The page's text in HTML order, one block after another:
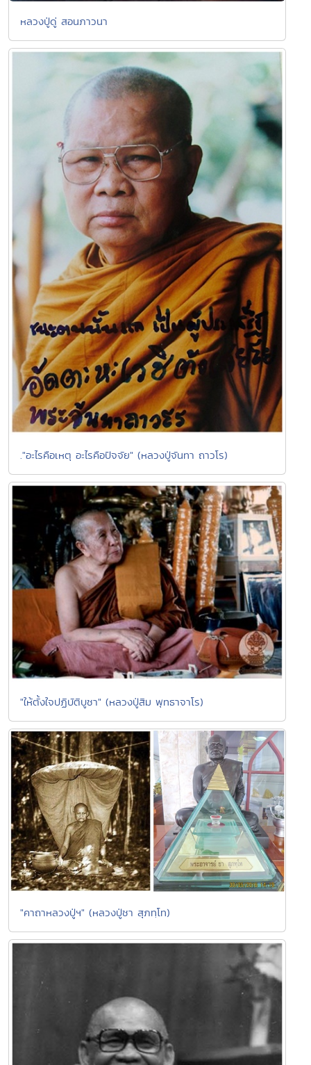
หลวงปู่ดู่ สอนภาวนา
."อะไรคือเหตุ อะไรคือปัจจัย" (หลวงปู่จันทา ถาวโร)
"ให้ตั้งใจปฏิบัติบูชา" (หลวงปู่สิม พุทธาจาโร)
"คาถาหลวงปู่ฯ" (หลวงปู่ชา สุภทฺโท)